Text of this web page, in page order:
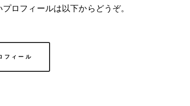
ロフィールは以下からどうぞ。
フィール